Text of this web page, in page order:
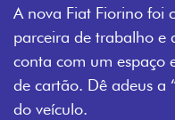
ser sua grande
isso, ela agora
para a sua máquina
a maquininha dentro